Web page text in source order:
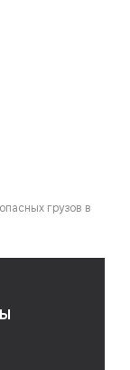
грузов в